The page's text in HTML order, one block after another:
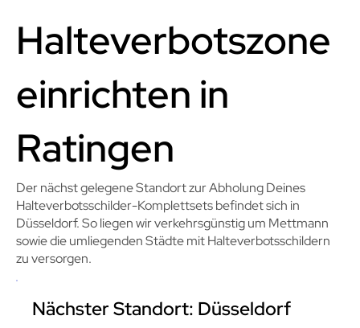
Halteverbotszone
einrichten in
Ratingen
Der nächst gelegene Standort zur Abholung Deines
Halteverbotsschilder-Komplettsets befindet sich in
Düsseldorf. So liegen wir verkehrsgünstig um Mettmann
sowie die umliegenden Städte mit Halteverbotsschildern
zu versorgen.
Nächster Standort: Düsseldorf